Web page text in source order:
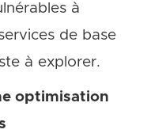
à
de base
à explorer.
optimisation